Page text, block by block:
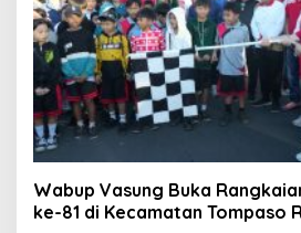
Wabup Vasung Buka
ke-81 di Kecamatan Tompaso